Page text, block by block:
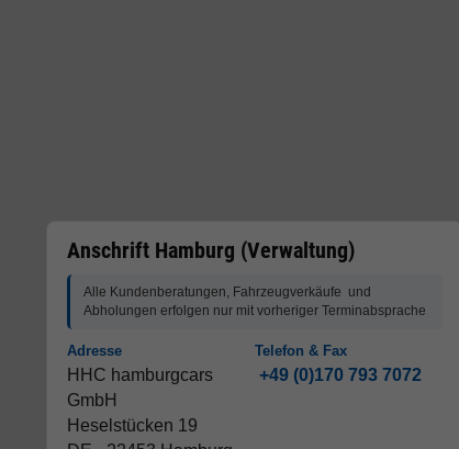
Anschrift Hamburg (Verwaltung)
Alle Kundenberatungen, Fahrzeugverkäufe und
Abholungen erfolgen nur mit vorheriger Terminabsprache
Adresse
HHC hamburgcars
GmbH
Heselstücken 19
Telefon & Fax
+49 (0)170 793 7072